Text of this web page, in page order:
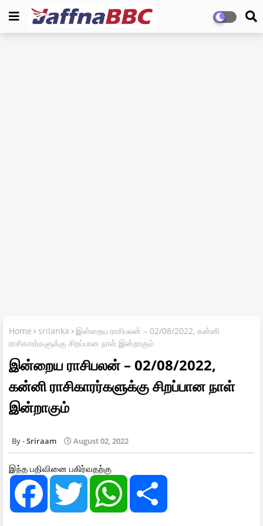
Home srilanka
இன்றைய ராசிபலன் – 02/08/2022, கன்னி
ராசிகாரர்களுக்கு சிறப்பான நாள் இன்றாகும்
இன்றைய ராசிபலன் – 02/08/2022,
கன்னி ராசிகாரர்களுக்கு சிறப்பான நாள்
இன்றாகும்
Sriraam August 02, 2022
இந்த பதிவினை பகிர்வதற்கு
F
e
T
t
W
t